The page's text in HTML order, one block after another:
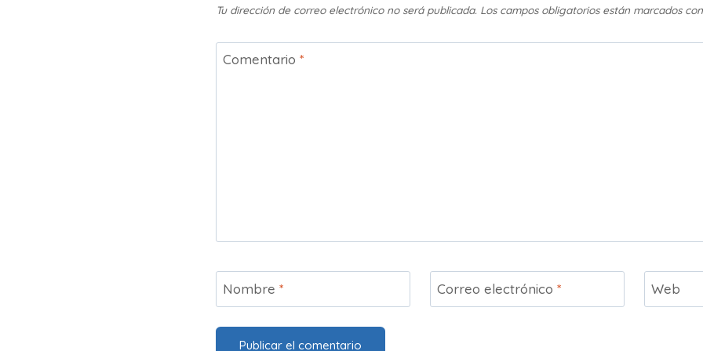
Tu dirección de correo electrónico no será publicada. Los campos obligatorios están marcados
Comentario *
Nombre * Correo electrónico * Web